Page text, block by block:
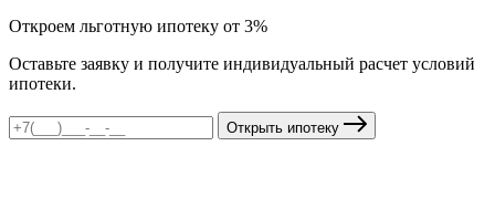
Откроем льготную ипотеку от 3%
Оставьте заявку и получите индивидуальный расчет условий
ипотеки.
Открыть ипотеку